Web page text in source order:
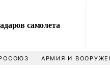
самолета
АРМИЯ И